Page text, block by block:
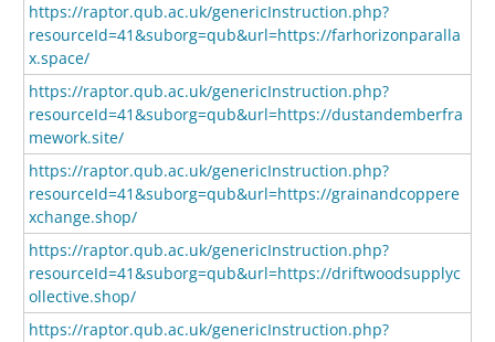
https://raptor.qub.ac.uk/genericInstruction.php?
resourceId=41&suborg=qub&url=https://farhorizonparalla
x.space/
https://raptor.qub.ac.uk/genericInstruction.php?
resourceId=41&suborg=qub&url=https://dustandemberfra
mework.site/
https://raptor.qub.ac.uk/genericInstruction.php?
resourceId=41&suborg=qub&url=https://grainandcoppere
xchange.shop/
https://raptor.qub.ac.uk/genericInstruction.php?
resourceId=41&suborg=qub&url=https://driftwoodsupplyc
ollective.shop/
https://raptor.qub.ac.uk/genericInstruction.php?